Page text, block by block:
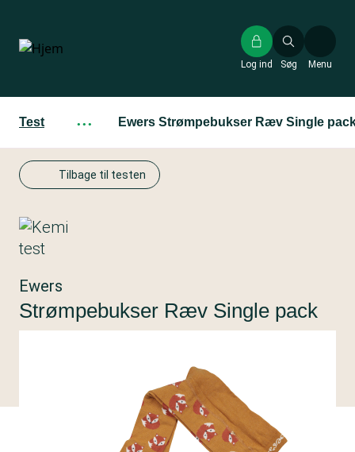
hovedindhold
Søg
Log ind Menu
Test ··· Ewers Strømpebukser Ræv Single
Tilbage til testen
Ewers
Strømpebukser Ræv Single pack